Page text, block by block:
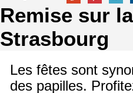
Remise sur
Strasbourg
Les fêtes sont
des papilles.